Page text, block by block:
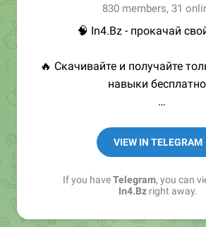
830 members, 31
🧠 In4.Bz - прокачай
🔥 Скачивайте и получайте
навыки
➖ in4.bz/
➖ https://t.me/
➖ twitter.com/bz_in4
➖ https://t.me/
VIEW IN TELEGRAM
If you haveTelegram, you can
In4.Bz right away.